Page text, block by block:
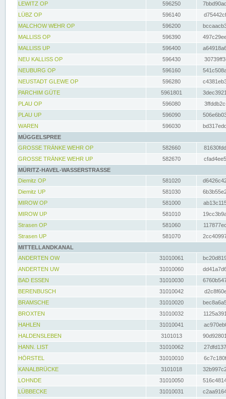
LEWITZ OP
596250
LÜBZ OP
596140
MALCHOW WEHR OP
596200
MALLISS OP
596390
MALLISS UP
596400
NEU KALLISS OP
596430
NEUBURG OP
596160
NEUSTADT GLEWE OP
596280
PARCHIM GÜTE
5961801
PLAU OP
596080
PLAU UP
596090
WAREN
596030
MÜGGELSPREE
GROSSE TRÄNKE WEHR OP
582660
GROSSE TRÄNKE WEHR UP
582670
MÜRITZ-HAVEL-WASSERSTRASSE
Diemitz OP
581020
Diemitz UP
581030
MIROW OP
581000
MIROW UP
581010
Strasen OP
581060
Strasen UP
581070
MITTELLANDKANAL
ANDERTEN OW
31010061
ANDERTEN UW
31010060
BAD ESSEN
31010030
BERENBUSCH
31010042
BRAMSCHE
31010020
BROXTEN
31010032
HAHLEN
31010041
HALDENSLEBEN
3101013
HANN. LIST
31010062
HÖRSTEL
31010010
KANALBRÜCKE
3101018
LOHNDE
31010050
LÜBBECKE
31010031